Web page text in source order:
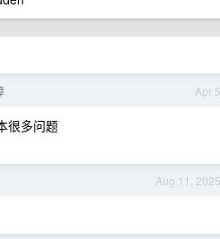
Apr 5
很多问题
Aug 11, 2025